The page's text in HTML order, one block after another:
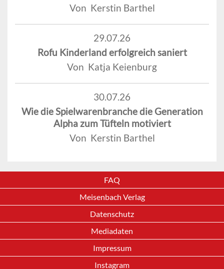
Von Kerstin Barthel
29.07.26
Rofu Kinderland erfolgreich saniert
Von Katja Keienburg
30.07.26
Wie die Spielwarenbranche die Generation
Alpha zum Tüfteln motiviert
Von Kerstin Barthel
FAQ
Meisenbach Verlag
Datenschutz
Mediadaten
Impressum
Instagram